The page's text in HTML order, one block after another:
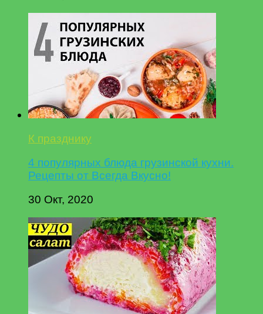
К празднику
4 популярных блюда грузинской кухни.
Рецепты от Всегда Вкусно!
30 Окт, 2020